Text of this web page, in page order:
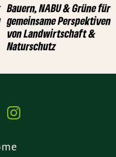
Bauern, NABU & Grüne für
gemeinsame Perspektiven
von Landwirtschaft &
Naturschutz